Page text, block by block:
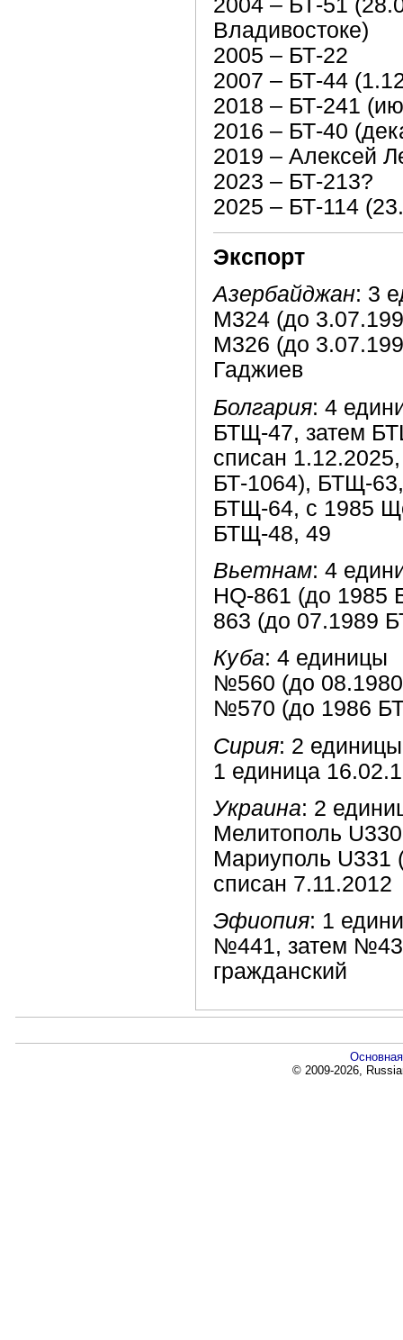
2004 – БТ-51
Владивостоке)
2005 – БТ-22
2007 – БТ-44
2018 – БТ-241
2016 – БТ-40
2019 – Алексей
2023 – БТ-213?
2025 – БТ-114
Экспорт
Азербайджан: 3
М324 (до
M326 (до
Гаджиев
Болгария: 4
БТЩ-47, затем
списан
БТ-1064), БТЩ-
БТЩ-64, с 1985
БТЩ-48, 49
Вьетнам: 4
HQ-861 (до 1985
863 (до 07.1989
Куба: 4 единицы
№560 (до
№570 (до 1986
Сирия: 2 единицы
1 единица
Украина: 2
Мелитополь
Мариуполь U331
списан 7.11.2012
Эфиопия: 1
№441, затем
гражданский
Основная
© 2009-2026,